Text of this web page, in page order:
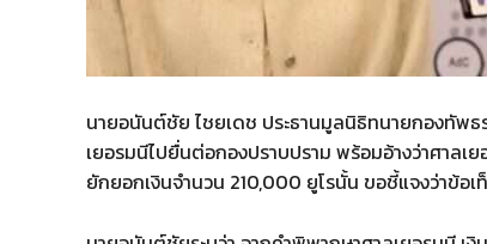
นายอนันต์ชัย ไชยเดช ประธานมูลนิธิทนายกองทัพ
เยอรมนีไปยื่นต่อกองปราบปราม พร้อมอ้างว่าศาล
ยักยอกเงินจำนวน 210,000 ยูโรนั้น ขอชี้แจงว่าข้อเ